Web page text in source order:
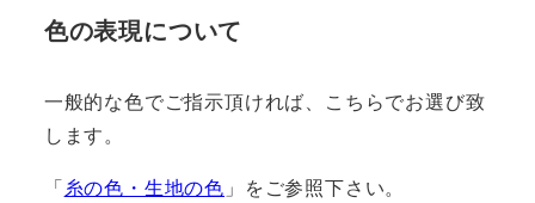
色の表現について
一般的な色でご指示頂ければ、こちらでお選び致
します。
「糸の色・生地の色 」をご参照下さい。